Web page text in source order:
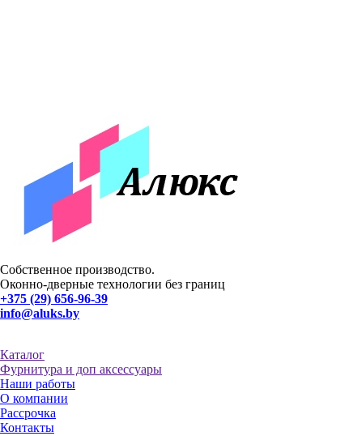
Собственное производство.
Оконно-дверные технологии без границ
+375 (29) 656-96-39
info@aluks.by
Каталог
Фурнитура и доп аксессуары
Наши работы
О компании
Рассрочка
Контакты